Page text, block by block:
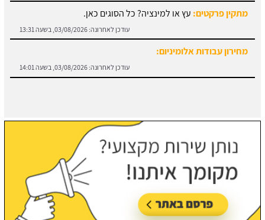
מתקין פרקטים: עץ או למינציה? כל הסוגים כאן.
עודכן לאחרונה: 03/08/2026, בשעה 13:31
מחירון עבודות אלומיניום:
עודכן לאחרונה: 03/08/2026, בשעה 14:01